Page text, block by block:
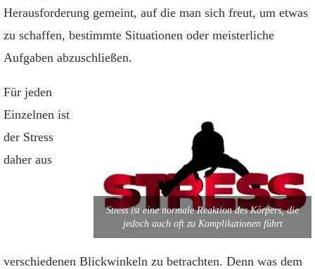
Herausforderung gemeint, auf die man sich freut, um etwas
zu schaffen, bestimmte Situationen oder meisterliche
Aufgaben abzuschließen.
Stress ist eine normale Reaktion des Körpers, die
jedoch auch oft zu Komplikationen führt
Für jeden
Einzelnen ist
der Stress
daher aus
verschiedenen Blickwinkeln zu betrachten. Denn was dem